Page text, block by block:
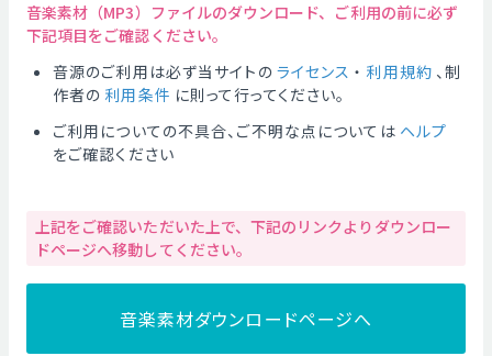
音楽素材（MP3）ファイルのダウンロード、ご利用の前に必ず
下記項目をご確認ください。
音源のご利用は必ず当サイトの ライセンス ・ 利用規約 、制
作者の 利用条件 に則って行ってください。
ご利用についての不具合、ご不明な点については ヘルプ
をご確認ください
上記をご確認いただいた上で、下記のリンクよりダウンロー
ドページへ移動してください。
音楽素材ダウンロードページへ